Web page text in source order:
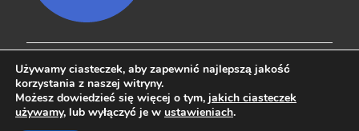
Copyright © 2026naziemna.info - Telewizja cyfrowa, Radio,
Używamy ciasteczek, aby zapewnić najlepszą jakość
korzystania z naszej witryny.
Możesz dowiedzieć się więcej o tym, jakich ciasteczek
używamy, lub wyłączyć je w ustawieniach.